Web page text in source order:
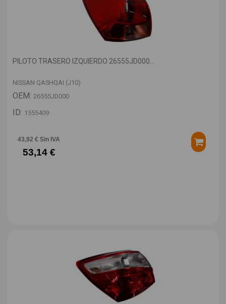
PILOTO TRASERO IZQUIERDO 26555JD000...
NISSAN QASHQAI (J10)
OEM: 26555JD000
ID: 1555409
43,92 € Sin IVA
53,14 €